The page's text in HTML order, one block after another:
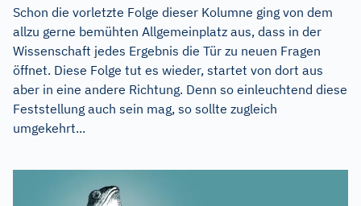
Schon die vorletzte Folge dieser Kolumne ging von dem
allzu gerne bemühten Allgemeinplatz aus, dass in der
Wissenschaft jedes Ergebnis die Tür zu neuen Fragen
öffnet. Diese Folge tut es wieder, startet von dort aus
aber in eine andere Richtung. Denn so einleuchtend diese
Feststellung auch sein mag, so sollte zugleich
umgekehrt...